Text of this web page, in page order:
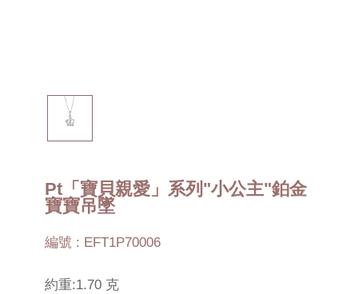
Pt「寶貝親愛」系列"小公主"鉑金
寶寶吊墜
編號 : EFT1P70006
約重:1.70 克